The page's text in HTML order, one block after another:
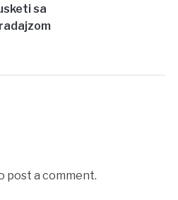
sa
post a comment.